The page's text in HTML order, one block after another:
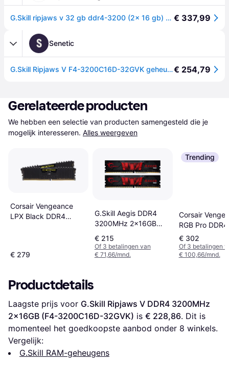
G.Skill ripjaws v 32 gb ddr4-3200 (2x 16 gb) werkgeheugen (zwart, f4-3200c16d-32gvk, xmp 2.0) € 337,99
S Senetic
G.Skill Ripjaws V F4-3200C16D-32GVK geheugenmodule F4-3200C16D-32GVK€ 254,79
Gerelateerde producten
We hebben een selectie van producten samengesteld die je
mogelijk interesseren. Alles weergeven
Corsair Vengeance
LPX Black DDR4
(CMK32GX4M2E3200C16)
€ 279
G.Skill Aegis DDR4
3200MHz 2x16GB
(F4-3200C16D-
32GIS)
€ 215
Of 3 betalingen van
€ 71,66/mnd.
Trending
Corsair
RGB Pro DDR4
3200MHz
€ 302
Of 3 betalingen
€ 100,66/mnd.
Productdetails
Laagste prijs voor G.Skill Ripjaws V DDR4 3200MHz
2x16GB (F4-3200C16D-32GVK) is € 228,86. Dit is
momenteel het goedkoopste aanbod onder 8 winkels.
Vergelijk:
G.Skill RAM-geheugens